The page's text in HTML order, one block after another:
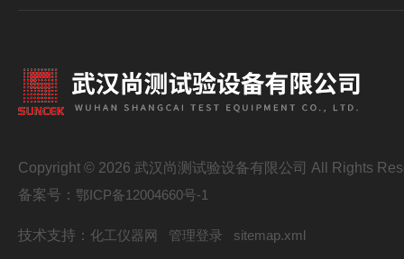
Copyright © 2026 武汉尚测试验设备有限公司 All Rights
备案号： 鄂ICP备12004660号-1
技术支持： 化工仪器网 管理登录 sitemap.xml